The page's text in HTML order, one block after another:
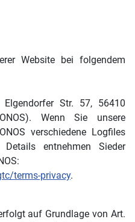
Website bei folgendem
Str. 57, 56410
Wenn Sie unsere
verschiedene Logfiles
Details entnehmen Sieder
terms-privacy.
auf Grundlage von Art.